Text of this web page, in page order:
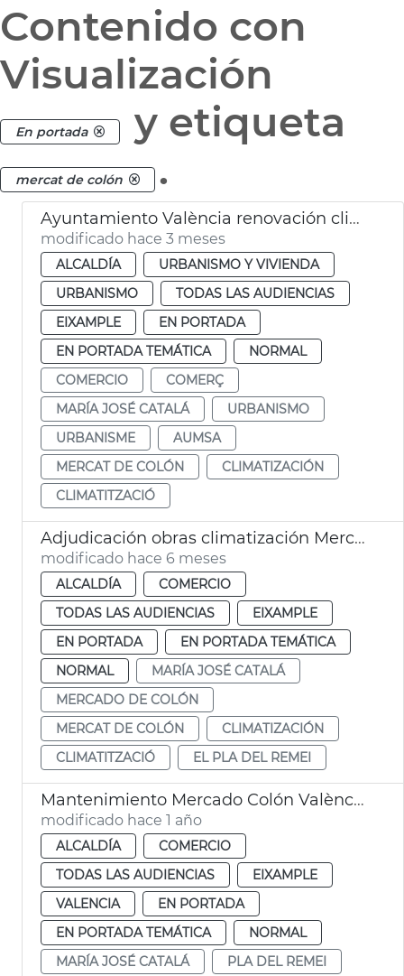
Contenido con
Visualización
En portada y etiqueta
mercat de colón .
Ayuntamiento València renovación climatitzación Mercado de Colón
modificado hace 3 meses
ALCALDÍA
URBANISMO Y VIVIENDA
URBANISMO
TODAS LAS AUDIENCIAS
EIXAMPLE
EN PORTADA
EN PORTADA TEMÁTICA
NORMAL
COMERCIO
COMERÇ
MARÍA JOSÉ CATALÁ
URBANISMO
URBANISME
AUMSA
MERCAT DE COLÓN
CLIMATIZACIÓN
CLIMATITZACIÓ
Adjudicación obras climatización Mercat Colón València
modificado hace 6 meses
ALCALDÍA
COMERCIO
TODAS LAS AUDIENCIAS
EIXAMPLE
EN PORTADA
EN PORTADA TEMÁTICA
NORMAL
MARÍA JOSÉ CATALÁ
MERCADO DE COLÓN
MERCAT DE COLÓN
CLIMATIZACIÓN
CLIMATITZACIÓ
EL PLA DEL REMEI
Mantenimiento Mercado Colón València
modificado hace 1 año
ALCALDÍA
COMERCIO
TODAS LAS AUDIENCIAS
EIXAMPLE
VALENCIA
EN PORTADA
EN PORTADA TEMÁTICA
NORMAL
MARÍA JOSÉ CATALÁ
PLA DEL REMEI